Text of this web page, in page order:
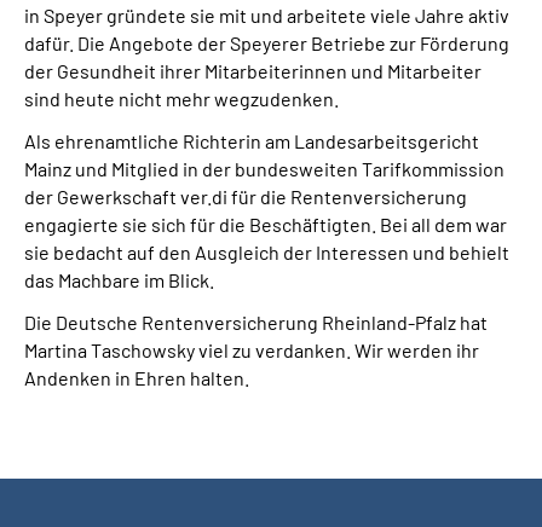
in Speyer gründete sie mit und arbeitete viele Jahre aktiv
dafür. Die Angebote der Speyerer Betriebe zur Förderung
der Gesundheit ihrer Mitarbeiterinnen und Mitarbeiter
sind heute nicht mehr wegzudenken.
Als ehrenamtliche Richterin am Landesarbeitsgericht
Mainz und Mitglied in der bundesweiten Tarifkommission
der Gewerkschaft ver.di für die Rentenversicherung
engagierte sie sich für die Beschäftigten. Bei all dem war
sie bedacht auf den Ausgleich der Interessen und behielt
das Machbare im Blick.
Die Deutsche Rentenversicherung Rheinland-Pfalz hat
Martina Taschowsky viel zu verdanken. Wir werden ihr
Andenken in Ehren halten.